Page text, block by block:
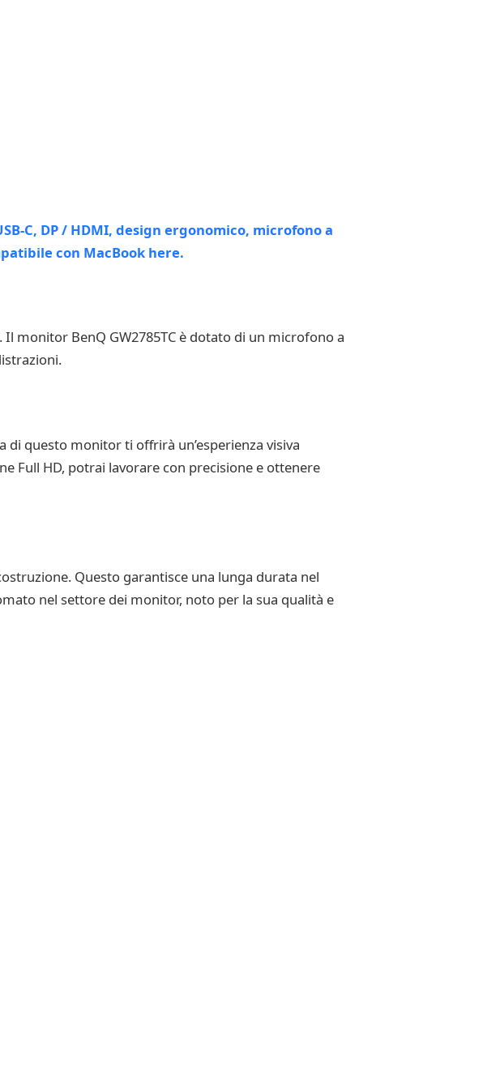
monitor BenQ GW2785TC è dotato di un microfono a
questo monitor ti offrirà un’esperienza visiva
Full HD, potrai lavorare con precisione e ottenere
Questo garantisce una lunga durata nel
nel settore dei monitor, noto per la sua qualità e